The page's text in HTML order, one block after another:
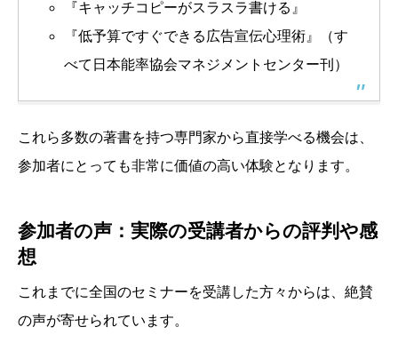
『キャッチコピーがスラスラ書ける』
『低予算ですぐできる広告宣伝心理術』（す
べて日本能率協会マネジメントセンター刊）
これら多数の著書を持つ専門家から直接学べる機会は、
参加者にとっても非常に価値の高い体験となります。
参加者の声：実際の受講者からの評判や感
想
これまでに全国のセミナーを受講した方々からは、絶賛
の声が寄せられています。